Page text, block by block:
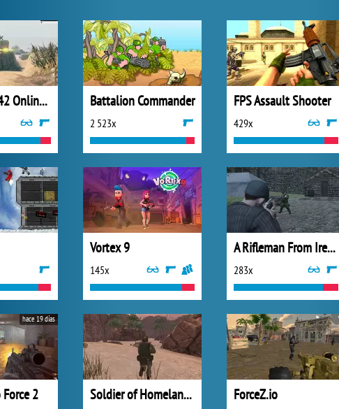
Warfare 1942 Online Shooter Battalion Commander
2 523x
FPS Assault Shooter
429x
Vortex 9
145x
A Rifleman From Ireland
283x
2
hace 19 días
Soldier of Homeland: Sahara ForceZ.io